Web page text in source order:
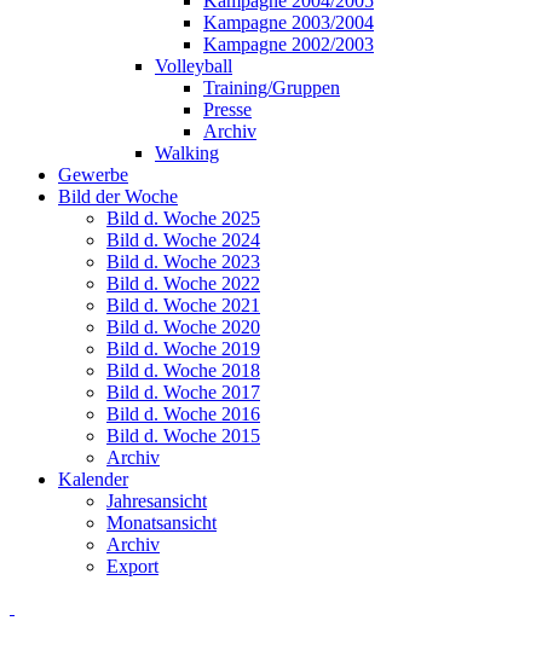
Kampagne 2003/2004
Kampagne 2002/2003
Volleyball
Training/Gruppen
Presse
Archiv
Walking
Gewerbe
Bild der Woche
Bild d. Woche 2025
Bild d. Woche 2024
Bild d. Woche 2023
Bild d. Woche 2022
Bild d. Woche 2021
Bild d. Woche 2020
Bild d. Woche 2019
Bild d. Woche 2018
Bild d. Woche 2017
Bild d. Woche 2016
Bild d. Woche 2015
Archiv
Kalender
Jahresansicht
Monatsansicht
Archiv
Export